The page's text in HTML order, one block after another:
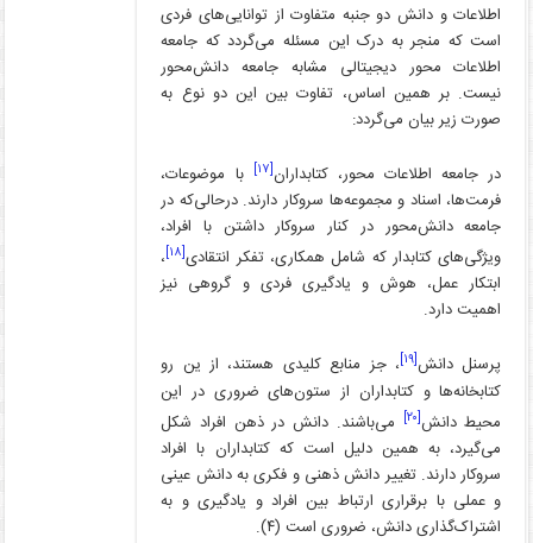
اطلاعات و دانش دو جنبه متفاوت از توانایی‌های فردی
است که منجر به درک این مسئله می‌گردد که جامعه
اطلاعات محور دیجیتالی مشابه جامعه دانش‌محور
نیست. بر همین اساس، تفاوت بین این دو نوع به
صورت زیر بیان می‌گردد:
در جامعه اطلاعات محور، کتابداران[۱۷]
با موضوعات،
فرمت‌ها، اسناد و مجموعه‌ها سروکار دارند. درحالی‌که در
جامعه دانش‌محور در کنار سروکار داشتن با افراد،
ویژگی‌های کتابدار که شامل همکاری، تفکر انتقادی[۱۸]
،
ابتکار عمل، هوش و یادگیری فردی و گروهی نیز
اهمیت دارد.
پرسنل دانش[۱۹]
، جز منابع کلیدی هستند، از ین رو
کتابخانه‌ها و کتابداران از ستون‌های ضروری در این
محیط دانش[۲۰]
می‌باشند. دانش در ذهن افراد شکل
می‌گیرد، به همین دلیل است که کتابداران با افراد
سروکار دارند. تغییر دانش ذهنی و فکری به دانش عینی
و عملی با برقراری ارتباط بین افراد و یادگیری و به
اشتراک‌گذاری دانش، ضروری است (۴).